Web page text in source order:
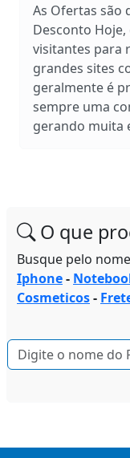
As Ofertas são
Desconto
visitantes para
grandes sites
geralmente é
sempre uma
gerando muita
O que
Busque pelo
Iphone-
Cosmeticos-